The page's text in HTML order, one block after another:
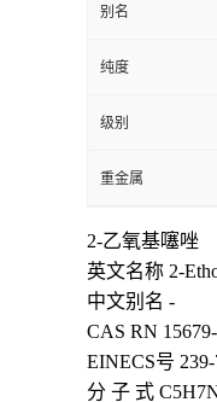
别名
纯度
级别
重金属
2-乙氧基噻唑
英文名称 2-
中文别名 -
CAS RN
EINECS号
分 子 式